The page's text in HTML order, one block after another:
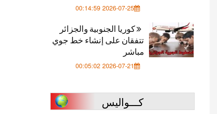
2026-07-25 00:14:59
كوريا الجنوبية والجزائر
تتفقان على إنشاء خط جوي
مباشر
2026-07-21 00:05:02
كـــواليس